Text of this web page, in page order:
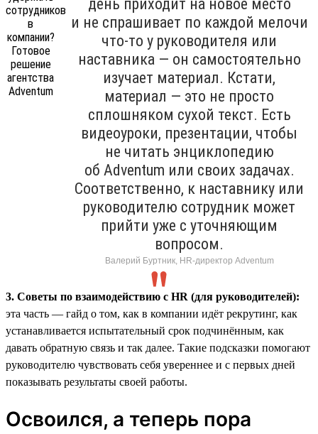
день приходит на новое место
и не спрашивает по каждой мелочи
что-то у руководителя или
наставника — он самостоятельно
изучает материал. Кстати,
материал — это не просто
сплошняком сухой текст. Есть
видеоуроки, презентации, чтобы
не читать энциклопедию
об Adventum или своих задачах.
Соответственно, к наставнику или
руководителю сотрудник может
прийти уже с уточняющим
вопросом.
Валерий Буртник, HR-директор Adventum
3. Советы по взаимодействию с HR (для руководителей):
эта часть — гайд о том, как в компании идёт рекрутинг, как
устанавливается испытательный срок подчинённым, как
давать обратную связь и так далее. Такие подсказки помогают
руководителю чувствовать себя увереннее и с первых дней
показывать результаты своей работы.
Освоился, а теперь пора